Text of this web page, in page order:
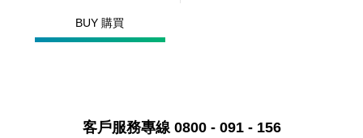
BUY 購買
客戶服務專線 0800 - 091 - 156